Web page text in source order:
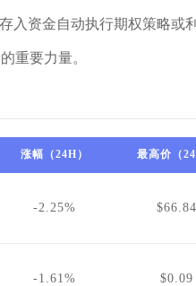
入资金自动执行期权策略或
重要力量。
涨幅（24H） 最高价（
-2.25% $66.84
-1.61% $0.09